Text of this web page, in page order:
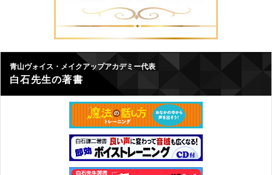
青山ヴォイス・メイクアップアカデミー代表
白石先生の著書